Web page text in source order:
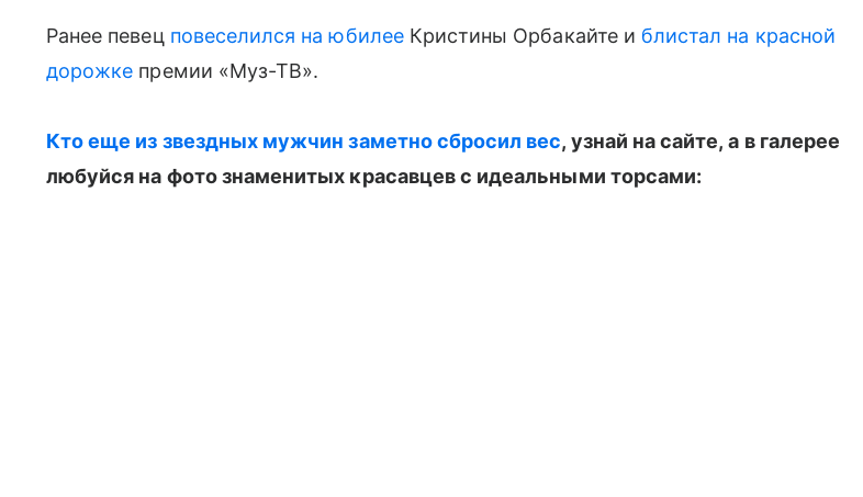
Ранее певец повеселился на юбилееКристины Орбакайте и блистал на красной
дорожке премии «Муз-ТВ».
Кто еще из звездных мужчин заметно сбросил вес, узнай на сайте, а в галерее
любуйся на фото знаменитых красавцев с идеальными торсами: